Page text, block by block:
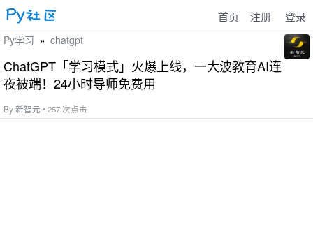
首页 注册 登录
Py学习 » chatgpt
ChatGPT「学习模式」火爆上线，一大波教育AI连
夜被端！24小时导师免费用
By新智元 • 257 次点击